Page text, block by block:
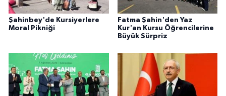
Şahinbey'de Kursiyerlere
Moral Pikniği
Fatma Şahin'den Yaz
Kur'an Kursu Öğrencilerine
Büyük Sürpriz